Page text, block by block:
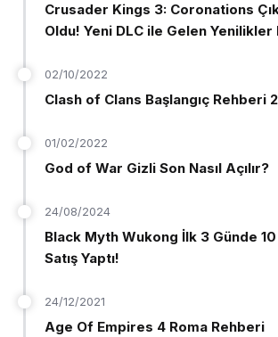
Crusader Kings 3: Coronations
Oldu! Yeni DLC ile Gelen Yenilikler
02/10/2022
Clash of Clans Başlangıç Rehberi
01/02/2022
God of War Gizli Son Nasıl Açılır?
24/08/2024
Black Myth Wukong İlk 3 Günde
Satış Yaptı!
24/12/2021
Age Of Empires 4 Roma Rehberi